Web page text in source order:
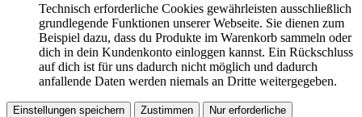
Technisch erforderliche Cookies gewährleisten ausschließlich
grundlegende Funktionen unserer Webseite. Sie dienen zum
Beispiel dazu, dass du Produkte im Warenkorb sammeln oder
dich in dein Kundenkonto einloggen kannst. Ein Rückschluss
auf dich ist für uns dadurch nicht möglich und dadurch
anfallende Daten werden niemals an Dritte weitergegeben.
Einstellungen speichern Zustimmen Nur erforderliche